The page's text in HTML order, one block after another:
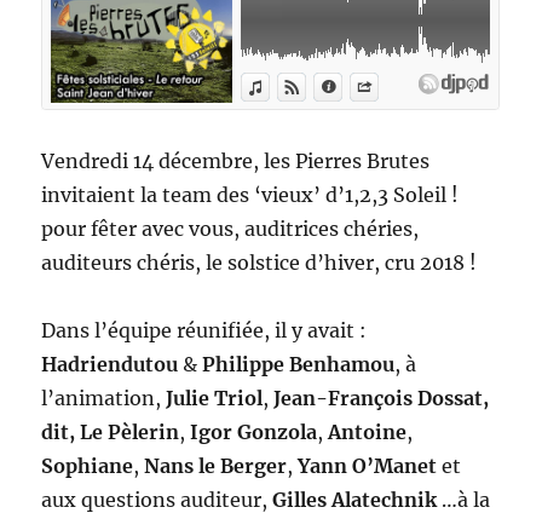
Vendredi 14 décembre, les Pierres Brutes
invitaient la team des ‘vieux’ d’1,2,3 Soleil !
pour fêter avec vous, auditrices chéries,
auditeurs chéris, le solstice d’hiver, cru 2018 !
Dans l’équipe réunifiée, il y avait :
Hadriendutou &Philippe Benhamou, à
l’animation,Julie Triol,Jean-François Dossat,
dit, Le Pèlerin,Igor Gonzola,Antoine,
Sophiane,Nans le Berger,Yann O’Manet et
aux questions auditeur,Gilles Alatechnik …à la